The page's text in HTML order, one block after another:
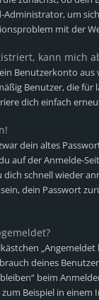
Administrator, um
mit der
kann mich
Benutzerkonto
Benutzer, die
dich einfach
dein altes
auf der Anmelde-
schnell wieder
dein Passwort
deines
beim
Beispiel in